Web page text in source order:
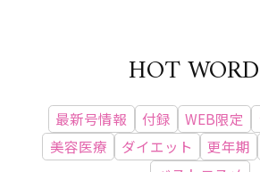
HOT
最新号情報 付録 WEB限定
美容医療
ダイエット 更年期